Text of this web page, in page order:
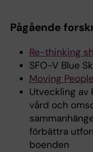
Pågående
Re-thinking
SFO-V Blue
Moving People
Utveckling av
vård och
förbättra
boenden